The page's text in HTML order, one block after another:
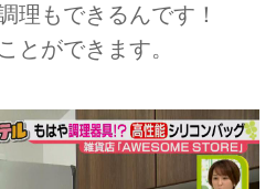
理もできるんです！
とができます。